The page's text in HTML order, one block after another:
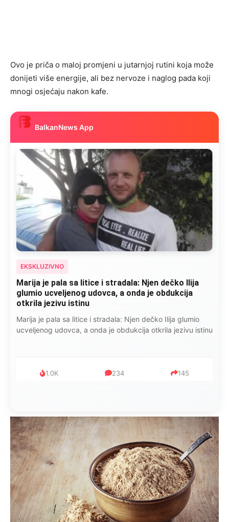
Ovo je priča o maloj promjeni u jutarnjoj rutini koja može
donijeti više energije, ali bez nervoze i naglog pada koji
mnogi osjećaju nakon kafe.
BalkanNews App
EKSKLUZIVNO
Kad se Marin suprug razbolio ona ga kupala,
pelene mu mijenjala: Jedno jutro je poslao po
čokoladu..
Kad se Marin suprug razbolio ona ga kupala, pelene mu
mijenjala: Jedno jutro je poslao po čokoladu..
999 321 234